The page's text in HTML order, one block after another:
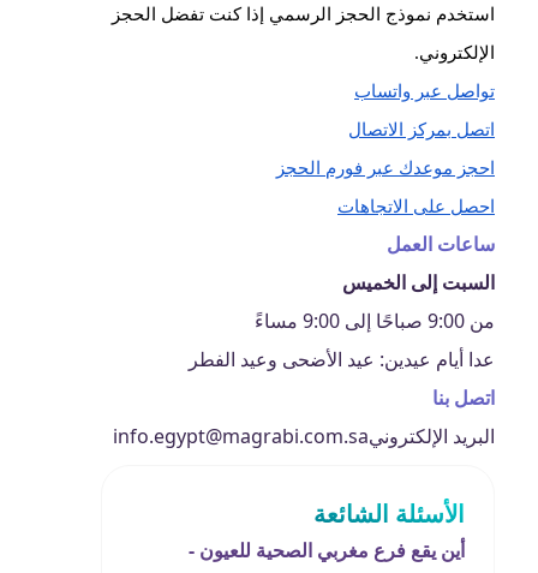
استخدم نموذج الحجز الرسمي إذا كنت تفضل الحجز
الإلكتروني.
تواصل عبر واتساب
اتصل بمركز الاتصال
احجز موعدك عبر فورم الحجز
احصل على الاتجاهات
ساعات العمل
السبت إلى الخميس
من 9:00 صباحًا إلى 9:00 مساءً
عدا أيام عيدين: عيد الأضحى وعيد الفطر
اتصل بنا
البريد الإلكترونيinfo.egypt@magrabi.com.sa
الأسئلة الشائعة
أين يقع فرع مغربي الصحية للعيون -